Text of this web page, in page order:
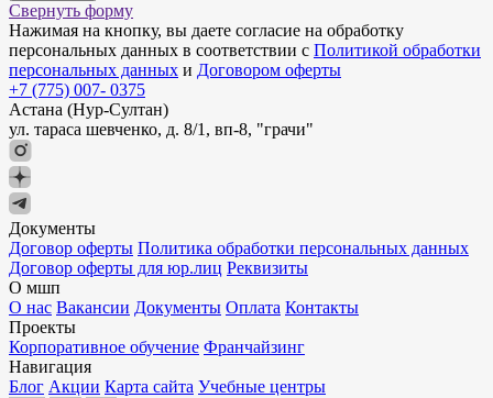
Свернуть форму
Нажимая на кнопку, вы даете согласие на обработку
персональных данных в соответствии с Политикой обработки
персональных данных и Договором оферты
+7 (775) 007- 0375
Астана (Нур-Султан)
ул. тараса шевченко, д. 8/1, вп-8, "грачи"
Документы
Договор оферты Политика обработки персональных данных
Договор оферты для юр.лиц Реквизиты
О мшп
О нас Вакансии Документы Оплата Контакты
Проекты
Корпоративное обучение Франчайзинг
Навигация
Блог Акции Карта сайта Учебные центры